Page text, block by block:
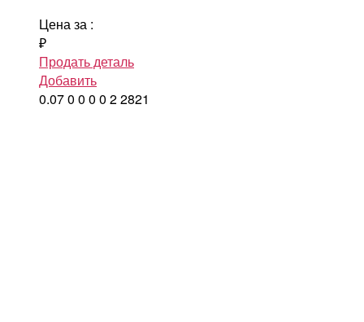
Цена за :
₽
Продать деталь
Добавить
0.070 0 0 0 22821